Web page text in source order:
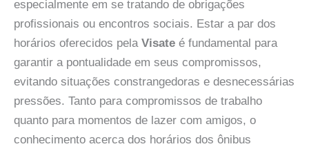
especialmente em se tratando de obrigações
profissionais ou encontros sociais. Estar a par dos
horários oferecidos pela Visate é fundamental para
garantir a pontualidade em seus compromissos,
evitando situações constrangedoras e desnecessárias
pressões. Tanto para compromissos de trabalho
quanto para momentos de lazer com amigos, o
conhecimento acerca dos horários dos ônibus